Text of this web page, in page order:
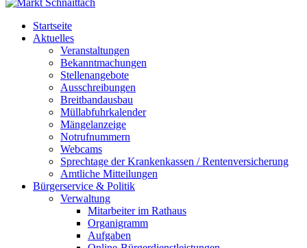
Startseite
Aktuelles
Veranstaltungen
Bekanntmachungen
Stellenangebote
Ausschreibungen
Breitbandausbau
Müllabfuhrkalender
Mängelanzeige
Notrufnummern
Webcams
Sprechtage der Krankenkassen / Rentenversicherung
Amtliche Mitteilungen
Bürgerservice & Politik
Verwaltung
Mitarbeiter im Rathaus
Organigramm
Aufgaben